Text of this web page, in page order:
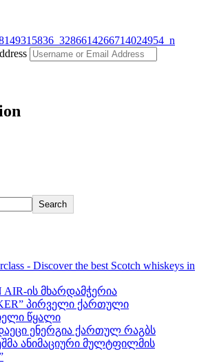
Search
- Discover the best Scotch whiskeys in
AIR-ის მხარდამჭერია
პირველი ქართული
წყალი
ენერგია ქართულ რაგბს
ანიმაციური მულტფილმის